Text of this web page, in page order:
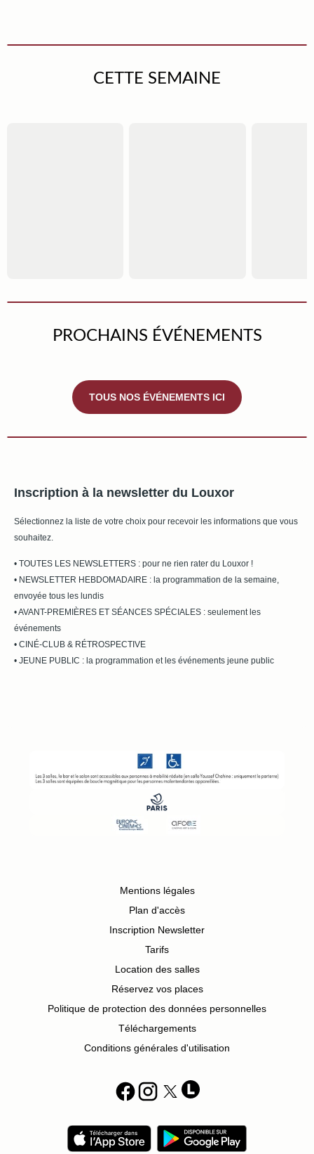
CETTE SEMAINE
PROCHAINS ÉVÉNEMENTS
TOUS NOS ÉVÉNEMENTS ICI
Inscription à la newsletter du Louxor
Sélectionnez la liste de votre choix pour recevoir les informations que vous
souhaitez.
• TOUTES LES NEWSLETTERS : pour ne rien rater du Louxor !
• NEWSLETTER HEBDOMADAIRE : la programmation de la semaine,
envoyée tous les lundis
• AVANT-PREMIÈRES ET SÉANCES SPÉCIALES : seulement les
événements
• CINÉ-CLUB & RÉTROSPECTIVE
• JEUNE PUBLIC : la programmation et les événements jeune public
Mentions légales
Plan d'accès
Inscription Newsletter
Tarifs
Location des salles
Réservez vos places
Politique de protection des données personnelles
Téléchargements
Conditions générales d'utilisation